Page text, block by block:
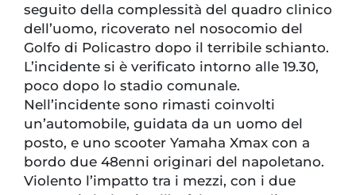
seguito della complessità del quadro clinico
dell’uomo, ricoverato nel nosocomio del
Golfo di Policastro dopo il terribile schianto.
L’incidente si è verificato intorno alle 19.30,
poco dopo lo stadio comunale.
Nell’incidente sono rimasti coinvolti
un’automobile, guidata da un uomo del
posto, e uno scooter Yamaha Xmax con a
bordo due 48enni originari del napoletano.
Violento l’impatto tra i mezzi, con i due